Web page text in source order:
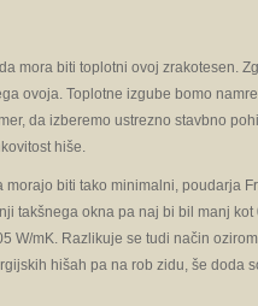
mora biti toplotni ovoj zrakotesen.
ovoja. Toplotne izgube bomo
da izberemo ustrezno stavbno
hiše.
biti tako minimalni, poudarja
takšnega okna pa naj bi bil manj
W/mK. Razlikuje se tudi način
hišah pa na rob zidu, še doda